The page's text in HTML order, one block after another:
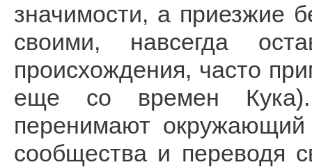
значимости, а приезжие
своими, навсегда
происхождения, часто
еще со времен
перенимают
сообщества и переводя